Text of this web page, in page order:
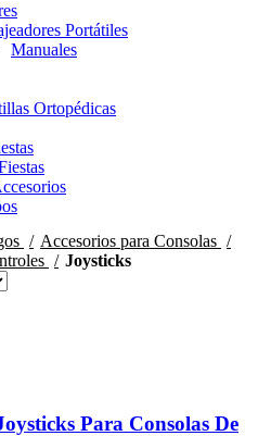
Portátiles
Manuales
Ortopédicas
Accesorios para Consolas
Joysticks
Para Consolas De